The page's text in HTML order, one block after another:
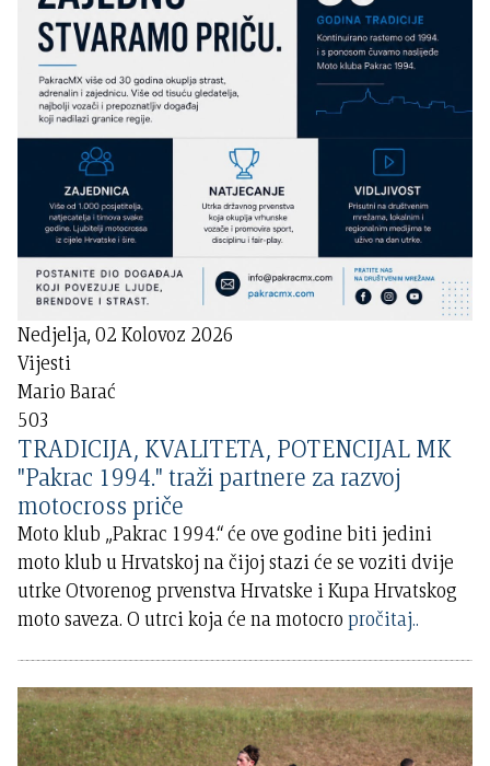
Nedjelja, 02 Kolovoz 2026
Vijesti
Mario Barać
503
TRADICIJA, KVALITETA, POTENCIJAL MK
"Pakrac 1994." traži partnere za razvoj
motocross priče
Moto klub „Pakrac 1994.“ će ove godine biti jedini
moto klub u Hrvatskoj na čijoj stazi će se voziti dvije
utrke Otvorenog prvenstva Hrvatske i Kupa Hrvatskog
moto saveza. O utrci koja će na motocropročitaj..